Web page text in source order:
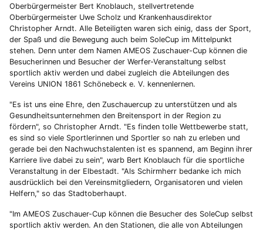
Oberbürgermeister Bert Knoblauch, stellvertretende
Oberbürgermeister Uwe Scholz und Krankenhausdirektor
Christopher Arndt. Alle Beteiligten waren sich einig, dass der Sport,
der Spaß und die Bewegung auch beim SoleCup im Mittelpunkt
stehen. Denn unter dem Namen AMEOS Zuschauer-Cup können die
Besucherinnen und Besucher der Werfer-Veranstaltung selbst
sportlich aktiv werden und dabei zugleich die Abteilungen des
Vereins UNION 1861 Schönebeck e. V. kennenlernen.
"Es ist uns eine Ehre, den Zuschauercup zu unterstützen und als
Gesundheitsunternehmen den Breitensport in der Region zu
fördern", so Christopher Arndt. "Es finden tolle Wettbewerbe statt,
es sind so viele Sportlerinnen und Sportler so nah zu erleben und
gerade bei den Nachwuchstalenten ist es spannend, am Beginn ihrer
Karriere live dabei zu sein", warb Bert Knoblauch für die sportliche
Veranstaltung in der Elbestadt. "Als Schirmherr bedanke ich mich
ausdrücklich bei den Vereinsmitgliedern, Organisatoren und vielen
Helfern," so das Stadtoberhaupt.
"Im AMEOS Zuschauer-Cup können die Besucher des SoleCup selbst
sportlich aktiv werden. An den Stationen, die alle von Abteilungen